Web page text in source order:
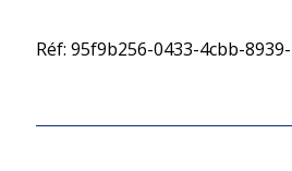
Réf: 95f9b256-0433-4cbb-